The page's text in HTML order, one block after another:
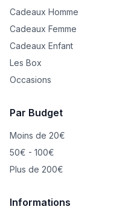
Cadeaux Homme
Cadeaux Femme
Cadeaux Enfant
Les Box
Occasions
Par Budget
Moins de 20€
50€ - 100€
Plus de 200€
Informations